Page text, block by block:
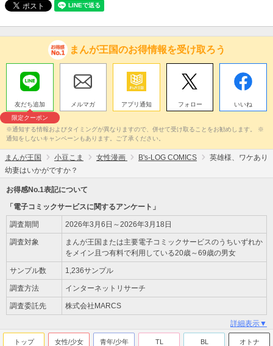
まんが王国のお得情報を受け取ろう
友だち追加
限定クーポン
メルマガ アプリ通知 フォロー いいね
※通知する情報およびタイミングが異なりますので、併せて受け取ることをお勧めします。 ※
通知をしないキャンペーンもあります。ご了承ください。
まんが王国 小豆こま 女性漫画 B's-LOG COMICS
英雄様、ワケあり
幼妻はいかがですか？
お得感No.1表記について
「電子コミックサービスに関するアンケート」
調査期間 2026年3月6日～2026年3月18日
調査対象
まんが王国または主要電子コミックサービスのうちいずれか
をメイン且つ有料で利用している20歳～69歳の男女
サンプル数 1,236サンプル
調査方法 インターネットリサーチ
調査委託先 株式会社MARCS
詳細表示▼
トップ 女性/少女 青年/少年 TL BL オトナ